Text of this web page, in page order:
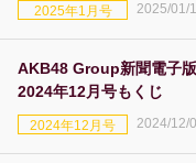
2025年1月号 2025/01/
AKB48 Group新聞電子
2024年12月号もくじ
2024年12月号 2024/12/